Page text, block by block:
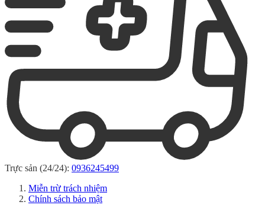
Trực sản (24/24): 0936245499
Miễn trừ trách nhiệm
Chính sách bảo mật